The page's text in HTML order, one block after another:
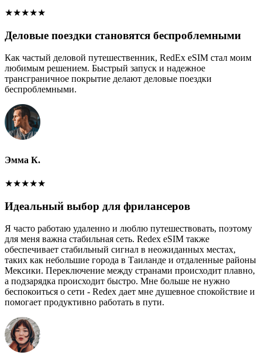
★★★★★
Деловые поездки становятся беспроблемными
Как частый деловой путешественник, RedEx eSIM стал моим
любимым решением. Быстрый запуск и надежное
трансграничное покрытие делают деловые поездки
беспроблемными.
Эмма К.
★★★★★
Идеальный выбор для фрилансеров
Я часто работаю удаленно и люблю путешествовать, поэтому
для меня важна стабильная сеть. Redex eSIM также
обеспечивает стабильный сигнал в неожиданных местах,
таких как небольшие города в Таиланде и отдаленные районы
Мексики. Переключение между странами происходит плавно,
а подзарядка происходит быстро. Мне больше не нужно
беспокоиться о сети - Redex дает мне душевное спокойствие и
помогает продуктивно работать в пути.